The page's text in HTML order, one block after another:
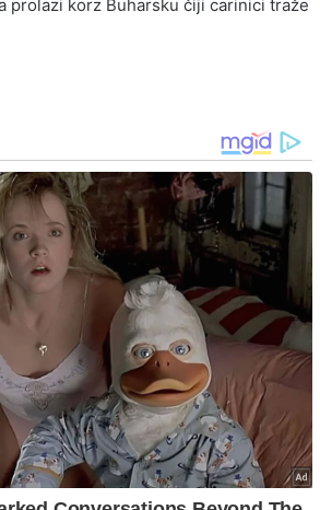
prolazi korz Buharsku čiji carinici traže